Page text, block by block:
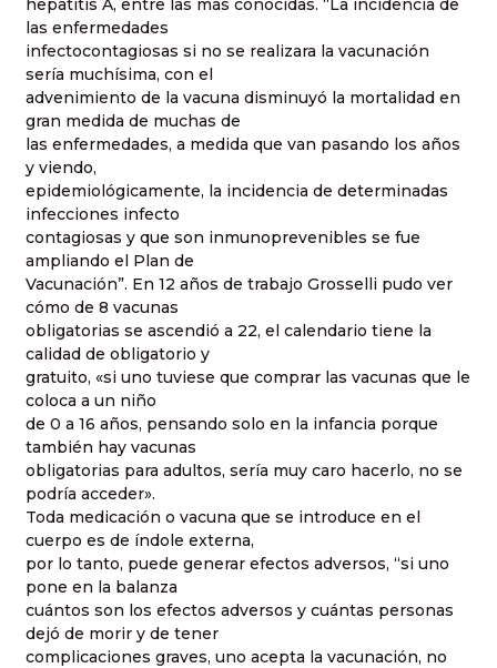
hepatitis A, entre las más conocidas. “La incidencia de
las enfermedades
infectocontagiosas si no se realizara la vacunación
sería muchísima, con el
advenimiento de la vacuna disminuyó la mortalidad en
gran medida de muchas de
las enfermedades, a medida que van pasando los años
y viendo,
epidemiológicamente, la incidencia de determinadas
infecciones infecto
contagiosas y que son inmunoprevenibles se fue
ampliando el Plan de
Vacunación”. En 12 años de trabajo Grosselli pudo ver
cómo de 8 vacunas
obligatorias se ascendió a 22, el calendario tiene la
calidad de obligatorio y
gratuito, «si uno tuviese que comprar las vacunas que le
coloca a un niño
de 0 a 16 años, pensando solo en la infancia porque
también hay vacunas
obligatorias para adultos, sería muy caro hacerlo, no se
podría acceder».
Toda medicación o vacuna que se introduce en el
cuerpo es de índole externa,
por lo tanto, puede generar efectos adversos, “si uno
pone en la balanza
cuántos son los efectos adversos y cuántas personas
dejó de morir y de tener
complicaciones graves, uno acepta la vacunación, no